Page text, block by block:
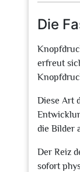
Die
erfreut
Diese Art
die Bilder
Der Reiz
sofort